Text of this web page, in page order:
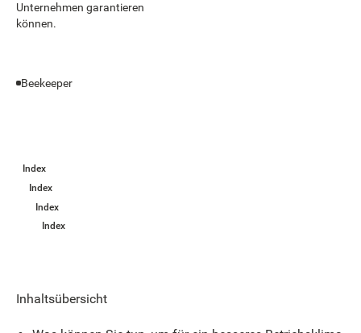
Unternehmen garantieren
können.
Beekeeper
Index
Index
Index
Index
Inhaltsübersicht